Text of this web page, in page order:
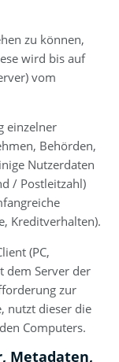
zu können,
wird bis auf
vom
einzelner
Behörden,
Nutzerdaten
/ Postleitzahl)
Kreditverhalten).
(PC,
dem Server der
zur
nutzt dieser die
Computers.
Metadaten,